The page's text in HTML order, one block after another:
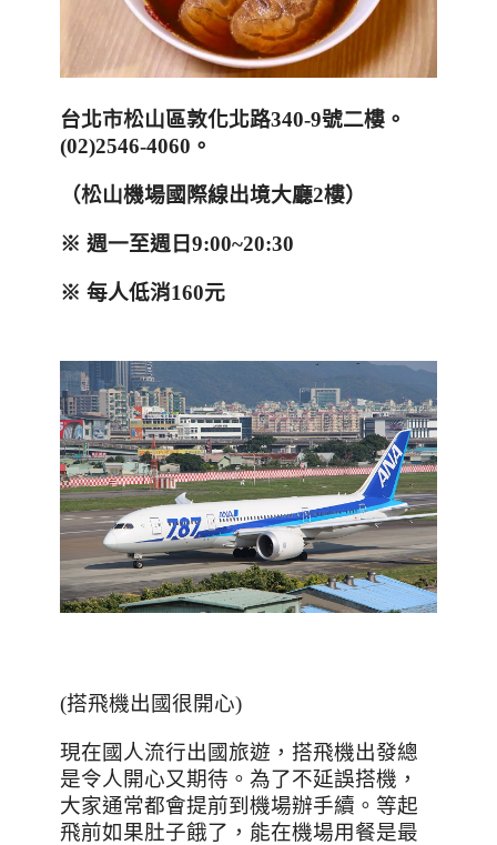
台北市松山區敦化北路340-9號二樓。
(02)2546-4060 。
（松山機場國際線出境大廳2樓）
※ 週一至週日 9:00~20:30
※ 每人低消160元
(搭飛機出國很開心)
現在國人流行出國旅遊，搭飛機出發總
是令人開心又期待。為了不延誤搭機，
大家通常都會提前到機場辦手續。等起
飛前如果肚子餓了，能在機場用餐是最